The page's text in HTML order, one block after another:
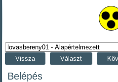
Vissza Választ
Belépés